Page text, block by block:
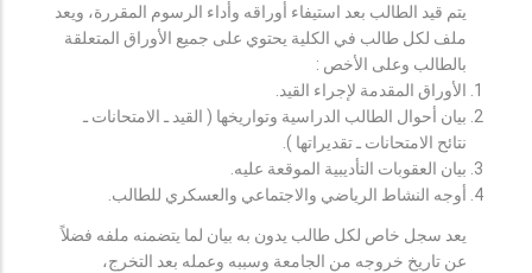
يتم قيد الطالب بعد استيفاء أوراقه وأداء الرسوم المقررة، ويعد
ملف لكل طالب في الكلية يحتوي على جميع الأوراق المتعلقة
بالطالب وعلى الأخص :
الأوراق المقدمة لإجراء القيد.
بيان أحوال الطالب الدراسية وتواريخها ( القيد ـ الامتحانات ـ
نتائح الامتحانات ـ تقديراتها ).
بيان العقوبات التأديبية الموقعة عليه.
أوجه النشاط الرياضي والاجتماعي والعسكري للطالب.
يعد سجل خاص لكل طالب يدون به بيان لما يتضمنه ملفه فضلاً
عن تاريخ خروجه من الجامعة وسببه وعمله بعد التخرج،